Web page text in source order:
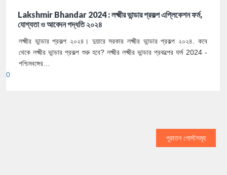
Lakshmir Bhandar 2024 : লক্ষ্মীর ভান্ডার প্রকল্প এপ্লিকেশন ফর্ম,
যোগ্যতা ও আবেদন পদ্ধতি ২০২৪
লক্ষ্মীর ভান্ডার প্রকল্প ২০২৪। দুয়ারে সরকার লক্ষ্মীর ভান্ডার প্রকল্প ২০২৪. কবে
থেকে লক্ষ্মীর ভান্ডার প্রকল্প শুরু হবে? লক্ষ্মীর লক্ষ্মীর ভান্ডার প্রকল্পের ফর্ম 2024 -
পশ্চিমবঙ্গের…
0
পুরাতন পোস্টসমূহ